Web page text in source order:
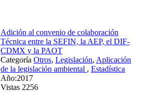
Adición al convenio de colaboración
Técnica entre la SEFIN, la AEP, el DIF-
CDMX y la PAOT
Categoría Otros, Legislación, Aplicación
de la legislación ambiental , Estadística
Año:2017
Vistas 2256